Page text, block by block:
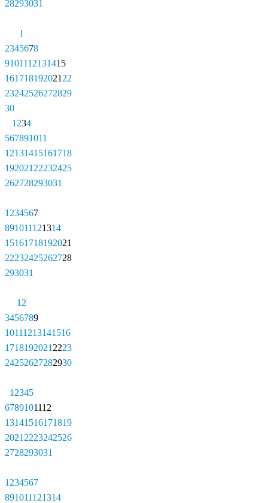
28293031
1
2345678
9101112131415
161718192021 22
23242526272829
30
1 234
567891011
12131415161718
192021 22232425
262728293031
1 234567
891011121314
15161718192021
22232425262728
293031
1 2
3456789
10111213141516
1718192021 2223
24252627282930
1 2345
6789101112
13141516171819
2021 2223242526
2728293031
1 234567
891011121314